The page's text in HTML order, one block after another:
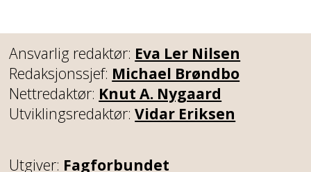
Ansvarlig redaktør: Eva Ler Nilsen
Redaksjonssjef: Michael Brøndbo
Nettredaktør: Knut A. Nygaard
Utviklingsredaktør:Vidar Eriksen
Utgiver: Fagforbundet